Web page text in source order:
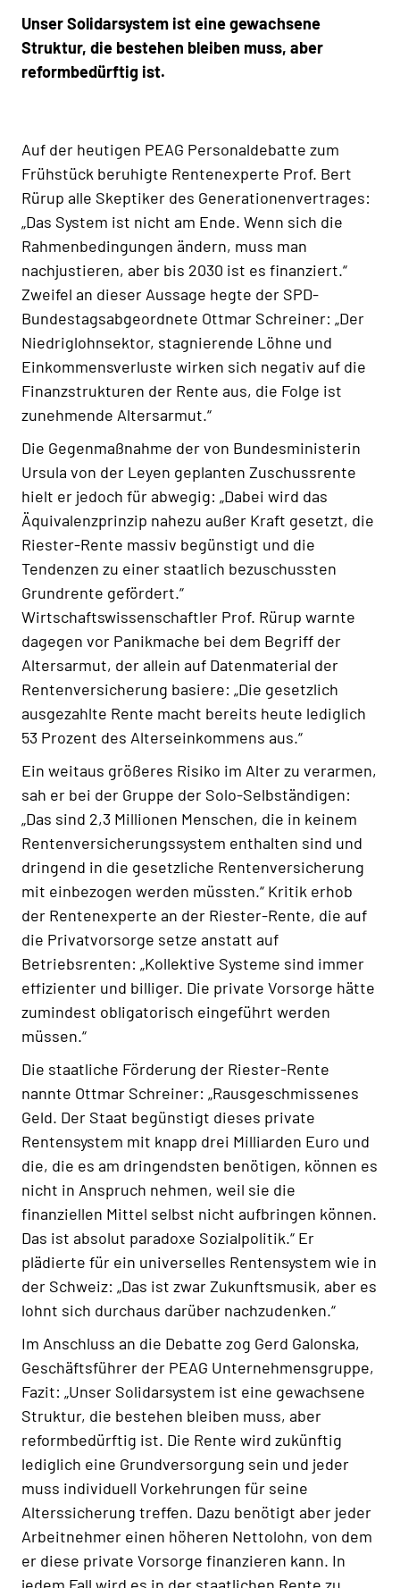
Unser Solidarsystem ist eine gewachsene
Struktur, die bestehen bleiben muss, aber
reformbedürftig ist.
Auf der heutigen PEAG Personaldebatte zum
Frühstück beruhigte Rentenexperte Prof. Bert
Rürup alle Skeptiker des Generationenvertrages:
„Das System ist nicht am Ende. Wenn sich die
Rahmenbedingungen ändern, muss man
nachjustieren, aber bis 2030 ist es finanziert.“
Zweifel an dieser Aussage hegte der SPD-
Bundestagsabgeordnete Ottmar Schreiner: „Der
Niedriglohnsektor, stagnierende Löhne und
Einkommensverluste wirken sich negativ auf die
Finanzstrukturen der Rente aus, die Folge ist
zunehmende Altersarmut.“
Die Gegenmaßnahme der von Bundesministerin
Ursula von der Leyen geplanten Zuschussrente
hielt er jedoch für abwegig: „Dabei wird das
Äquivalenzprinzip nahezu außer Kraft gesetzt, die
Riester-Rente massiv begünstigt und die
Tendenzen zu einer staatlich bezuschussten
Grundrente gefördert.“
Wirtschaftswissenschaftler Prof. Rürup warnte
dagegen vor Panikmache bei dem Begriff der
Altersarmut, der allein auf Datenmaterial der
Rentenversicherung basiere: „Die gesetzlich
ausgezahlte Rente macht bereits heute lediglich
53 Prozent des Alterseinkommens aus.“
Ein weitaus größeres Risiko im Alter zu verarmen,
sah er bei der Gruppe der Solo-Selbständigen:
„Das sind 2,3 Millionen Menschen, die in keinem
Rentenversicherungssystem enthalten sind und
dringend in die gesetzliche Rentenversicherung
mit einbezogen werden müssten.“ Kritik erhob
der Rentenexperte an der Riester-Rente, die auf
die Privatvorsorge setze anstatt auf
Betriebsrenten: „Kollektive Systeme sind immer
effizienter und billiger. Die private Vorsorge hätte
zumindest obligatorisch eingeführt werden
müssen.“
Die staatliche Förderung der Riester-Rente
nannte Ottmar Schreiner: „Rausgeschmissenes
Geld. Der Staat begünstigt dieses private
Rentensystem mit knapp drei Milliarden Euro und
die, die es am dringendsten benötigen, können es
nicht in Anspruch nehmen, weil sie die
finanziellen Mittel selbst nicht aufbringen können.
Das ist absolut paradoxe Sozialpolitik.“ Er
plädierte für ein universelles Rentensystem wie in
der Schweiz: „Das ist zwar Zukunftsmusik, aber es
lohnt sich durchaus darüber nachzudenken.“
Im Anschluss an die Debatte zog Gerd Galonska,
Geschäftsführer der PEAG Unternehmensgruppe,
Fazit: „Unser Solidarsystem ist eine gewachsene
Struktur, die bestehen bleiben muss, aber
reformbedürftig ist. Die Rente wird zukünftig
lediglich eine Grundversorgung sein und jeder
muss individuell Vorkehrungen für seine
Alterssicherung treffen. Dazu benötigt aber jeder
Arbeitnehmer einen höheren Nettolohn, von dem
er diese private Vorsorge finanzieren kann. In